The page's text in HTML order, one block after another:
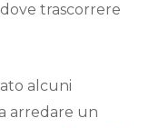
trascorrere
alcuni
arredare un